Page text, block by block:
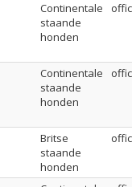
Continentale
staande
honden
Continentale
staande
honden
Britse
staande
honden